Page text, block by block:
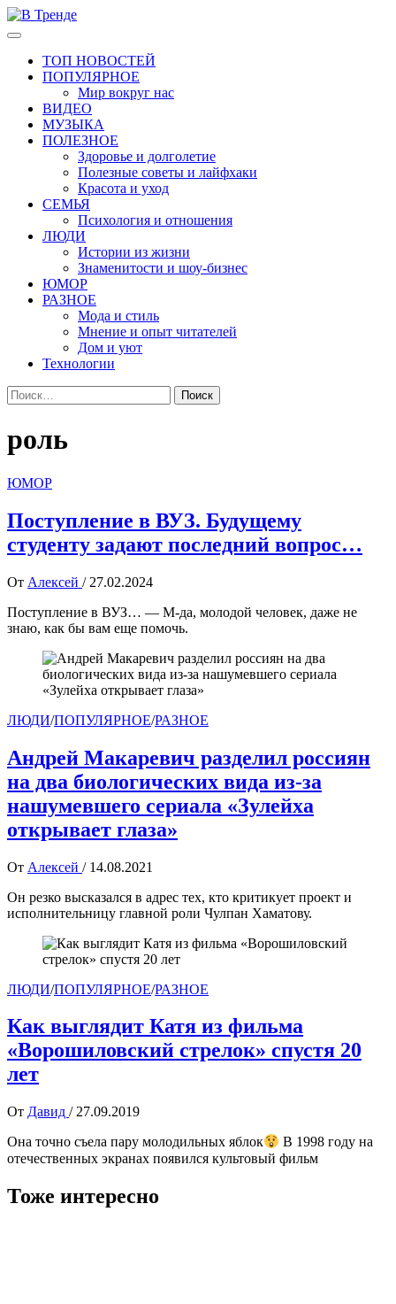
Перейти
к
Основное
ТОП НОВОСТЕЙ
ПОПУЛЯРНОЕ
Мир вокруг нас
ВИДЕО
МУЗЫКА
ПОЛЕЗНОЕ
Здоровье и долголетие
Полезные советы и лайфхаки
Красота и уход
СЕМЬЯ
Психология и отношения
ЛЮДИ
Истории из жизни
Знаменитости и шоу-бизнес
ЮМОР
РАЗНОЕ
Мода и стиль
Мнение и опыт читателей
Дом и уют
Технологии
Найти:
роль
ЮМОР
Поступление в ВУЗ. Будущему
студенту задают последний вопрос…
От Алексей / 27.02.2024
Поступление в ВУЗ… — М-да, молодой человек, даже не
знаю, как бы вам еще помочь.
ЛЮДИ/ПОПУЛЯРНОЕ/РАЗНОЕ
Андрей Макаревич разделил россиян
на два биологических вида из-за
нашумевшего сериала «Зулейха
открывает глаза»
От Алексей / 14.08.2021
Он резко высказался в адрес тех, кто критикует проект и
исполнительницу главной роли Чулпан Хаматову.
ЛЮДИ/ПОПУЛЯРНОЕ/РАЗНОЕ
Как выглядит Катя из фильма
«Ворошиловский стрелок» спустя 20
лет
От Давид / 27.09.2019
Она точно съела пару молодильных яблок
В 1998 году на
отечественных экранах появился культовый фильм
Тоже интересно